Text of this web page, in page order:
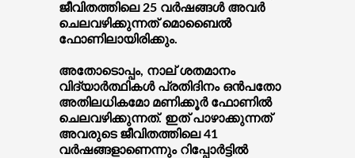
ജീവിതത്തിലെ 25 വര്‍ഷങ്ങള്‍ അവര്‍
ചെലവഴിക്കുന്നത് മൊബൈല്‍
ഫോണിലായിരിക്കും.
അതോടൊപ്പം, നാല് ശതമാനം
വിദ്യാര്‍ത്ഥികള്‍ പ്രതിദിനം ഒന്‍പതോ
അതിലധികമോ മണിക്കൂര്‍ ഫോണില്‍
ചെലവഴിക്കുന്നത്. ഇത് പാഴാക്കുന്നത്
അവരുടെ ജീവിതത്തിലെ 41
വര്‍ഷങ്ങളാണെന്നും റിപ്പോര്‍ട്ടില്‍